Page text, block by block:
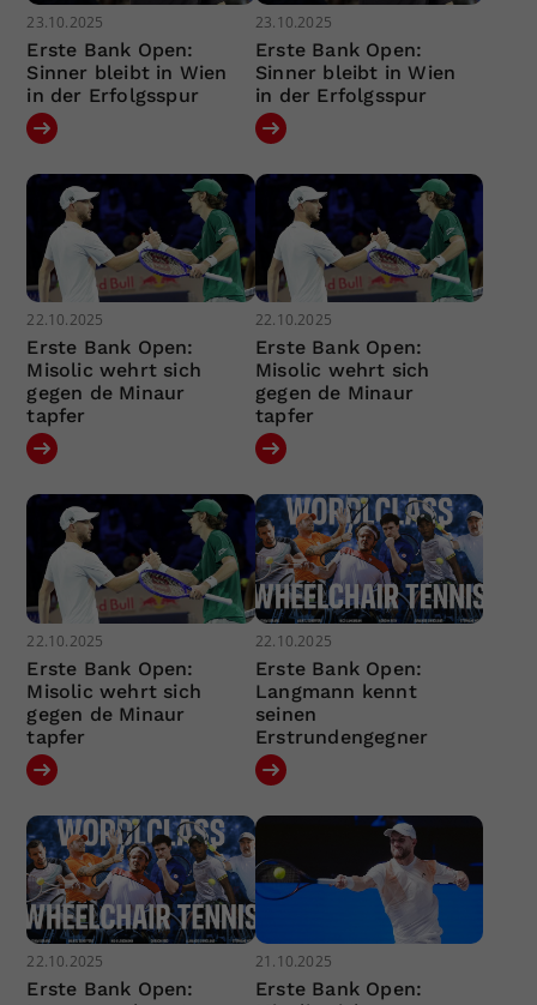
23.10.2025
Erste Bank Open:
Sinner bleibt in Wien
in der Erfolgsspur
23.10.2025
Erste Bank Open:
Sinner bleibt in Wien
in der Erfolgsspur
22.10.2025
Erste Bank Open:
Misolic wehrt sich
gegen de Minaur
tapfer
22.10.2025
Erste Bank Open:
Misolic wehrt sich
gegen de Minaur
tapfer
22.10.2025
Erste Bank Open:
Misolic wehrt sich
gegen de Minaur
tapfer
22.10.2025
Erste Bank Open:
Langmann kennt
seinen
Erstrundengegner
22.10.2025
Erste Bank Open:
21.10.2025
Erste Bank Open: